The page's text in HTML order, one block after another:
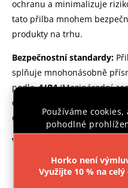
Používáme
pohodlné
provozu webu
Horko není
Využijte 10 % na celý
ochranu a minimalizuje
tato přilba mnohem
produkty na trhu.
Bezpečnostní standardy:
splňuje mnohonásobně
podleAIBA(Mezinárodní
certifikována a schválena
dalších sportech, kde je
Výhody produktu:
Snadné a rychlé